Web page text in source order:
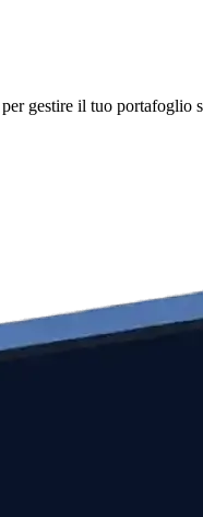
gestire il tuo portafoglio